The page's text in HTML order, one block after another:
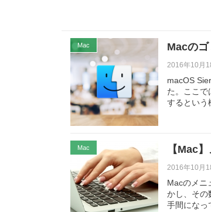
Mac Macの
2016年10月
macOS
た。ここで
するという
Mac 【Mac
2016年10月
Macのメニ
かし、その
手間になっ